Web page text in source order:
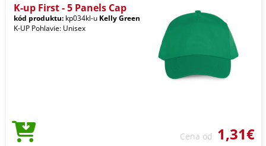
K-up First - 5 Panels Cap
kód produktu: kp034kl-u Kelly Green
K-UP Pohlavie: Unisex
Cena od 1,31€